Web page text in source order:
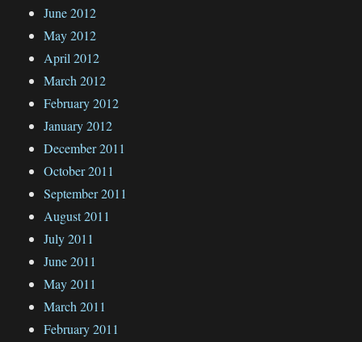
June 2012
May 2012
April 2012
March 2012
February 2012
January 2012
December 2011
October 2011
September 2011
August 2011
July 2011
June 2011
May 2011
March 2011
February 2011